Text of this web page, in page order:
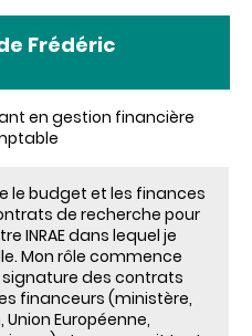
comptable
Frédéric
en gestion financière
le budget et les finances
de recherche pour
INRAE dans lequel je
Mon rôle commence
des contrats
financeurs (ministère,
Union Européenne,